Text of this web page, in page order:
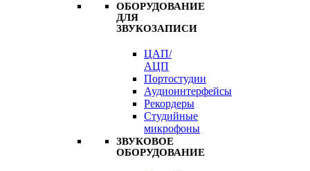
ОБОРУДОВАНИЕ
ДЛЯ
ЗВУКОЗАПИСИ
ЦАП/
АЦП
Портостудии
Аудиоинтерфейсы
Рекордеры
Студийные
микрофоны
ЗВУКОВОЕ
ОБОРУДОВАНИЕ